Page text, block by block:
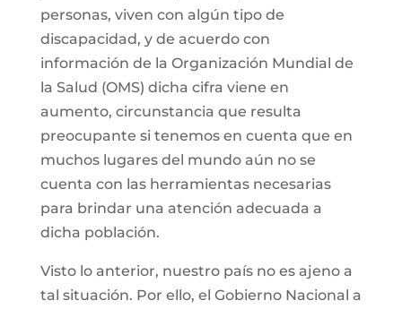
personas, viven con algún tipo de
discapacidad, y de acuerdo con
información de la Organización Mundial de
la Salud (OMS) dicha cifra viene en
aumento, circunstancia que resulta
preocupante si tenemos en cuenta que en
muchos lugares del mundo aún no se
cuenta con las herramientas necesarias
para brindar una atención adecuada a
dicha población.
Visto lo anterior, nuestro país no es ajeno a
tal situación. Por ello, el Gobierno Nacional a